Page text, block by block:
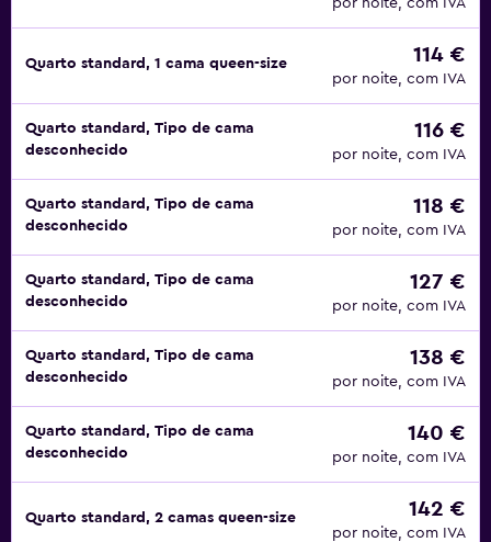
por noite, com IVA
Quarto standard, 1 cama queen-size 114 €
por noite, com IVA
Quarto standard, Tipo de cama
desconhecido
116 €
por noite, com IVA
Quarto standard, Tipo de cama
desconhecido
118 €
por noite, com IVA
Quarto standard, Tipo de cama
desconhecido
127 €
por noite, com IVA
Quarto standard, Tipo de cama
desconhecido
138 €
por noite, com IVA
Quarto standard, Tipo de cama
desconhecido
140 €
por noite, com IVA
Quarto standard, 2 camas queen-size 142 €
por noite, com IVA